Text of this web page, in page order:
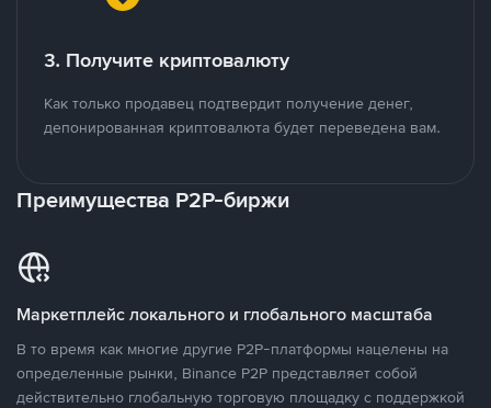
3. Получите криптовалюту
Как только продавец подтвердит получение денег,
депонированная криптовалюта будет переведена вам.
Преимущества P2P-биржи
Маркетплейс локального и глобального масштаба
В то время как многие другие P2P-платформы нацелены на
определенные рынки, Binance P2P представляет собой
действительно глобальную торговую площадку с поддержкой